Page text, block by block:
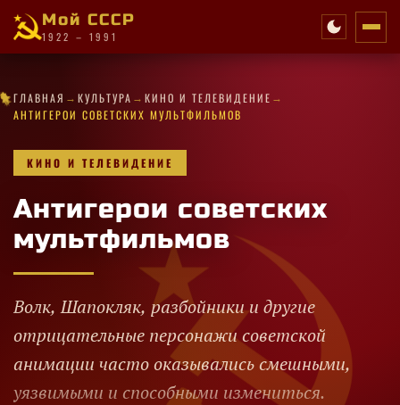
Мой СССР
1922 – 1991
✦
·★
✧
✦
✧
★
★
★
✧
·✦
✦
✦
★
✧
★
·★
·✧
✧
✧
★
·✧ ГЛАВНАЯ → КУЛЬТУРА → КИНО И ТЕЛЕВИДЕНИЕ →
АНТИГЕРОИ СОВЕТСКИХ МУЛЬТФИЛЬМОВ
КИНО И ТЕЛЕВИДЕНИЕ
Антигерои советских
мультфильмов
Волк, Шапокляк, разбойники и другие
отрицательные персонажи советской
анимации часто оказывались смешными,
уязвимыми и способными измениться.